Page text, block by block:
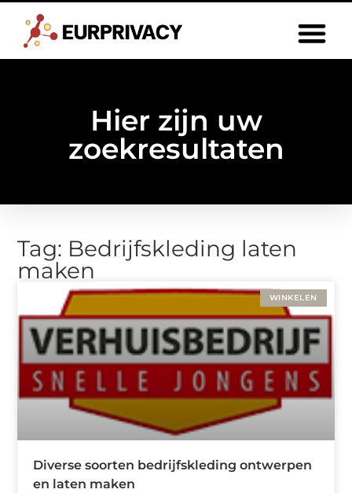
Hier zijn uw
zoekresultaten
Tag: Bedrijfskleding laten
maken
WINKELEN
Diverse soorten bedrijfskleding ontwerpen
en laten maken